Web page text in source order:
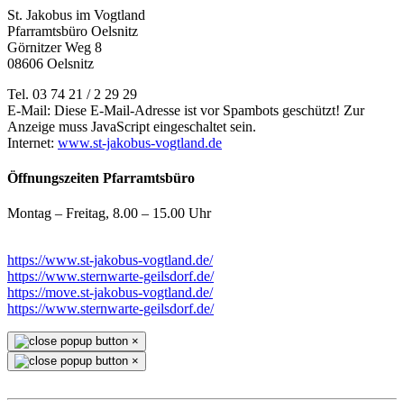
St. Jakobus im Vogtland
Pfarramtsbüro Oelsnitz
Görnitzer Weg 8
08606 Oelsnitz
Tel. 03 74 21 / 2 29 29
E-Mail: Diese E-Mail-Adresse ist vor Spambots geschützt! Zur
Anzeige muss JavaScript eingeschaltet sein.
Internet: www.st-jakobus-vogtland.de
Öffnungszeiten Pfarramtsbüro
Montag – Freitag, 8.00 – 15.00 Uhr
https://www.st-jakobus-vogtland.de/
https://www.sternwarte-geilsdorf.de/
https://move.st-jakobus-vogtland.de/
https://www.sternwarte-geilsdorf.de/
×
×